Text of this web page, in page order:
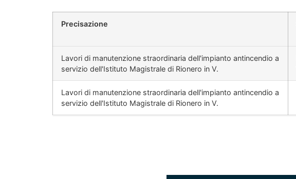
Precisazione
Lavori di manutenzione straordinaria dell'impianto antincendio a
servizio dell'Istituto Magistrale di Rionero in V.
Lavori di manutenzione straordinaria dell'impianto antincendio a
servizio dell'Istituto Magistrale di Rionero in V.